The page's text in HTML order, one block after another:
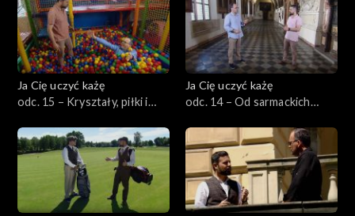
Ja Cię uczyć każę
odc. 15 – Kryształy, piłki i
Ja Cię uczyć każę
odc. 14 – Od sarmackich
„permanentną inwigilację”